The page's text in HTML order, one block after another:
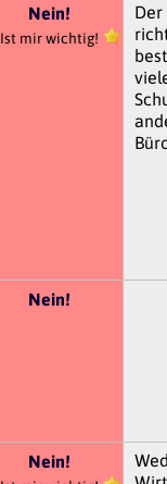
Nein!
Ist mir wichtig!
Der
Nein!
Nein!